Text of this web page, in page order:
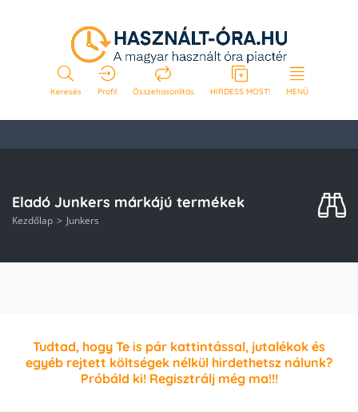
Keresés Profil Összehasonlítás HIRDESS MOST! MENÜ
Eladó Junkers márkájú termékek
Kezdőlap Junkers
Tudtad, hogy Te is pár kattintással, jutalékok és
egyéb rejtett költségek nélkül hirdethetsz nálunk?
Próbáld ki! Regisztrálj még ma!!!